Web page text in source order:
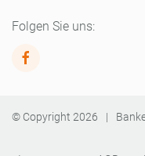
Folgen Sie uns:
© Copyright 2026 |